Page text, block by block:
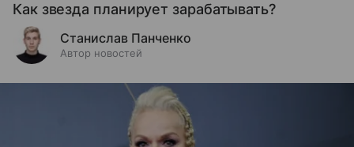
Как звезда планирует зарабатывать?
Станислав Панченко
Автор новостей